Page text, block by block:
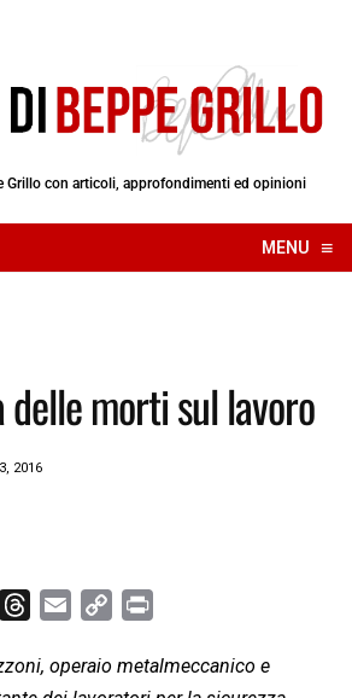
Grillo con articoli, approfondimenti ed opinioni
MENU ≡
☰
delle morti sul lavoro
2016
r
a
p
i
operaio metalmeccanico e